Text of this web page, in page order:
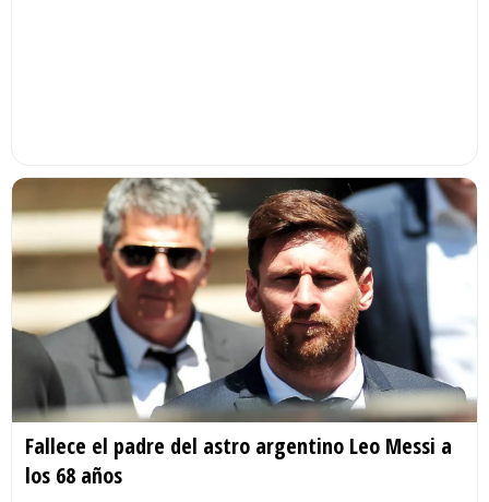
Fallece el padre del astro argentino Leo Messi a
los 68 años